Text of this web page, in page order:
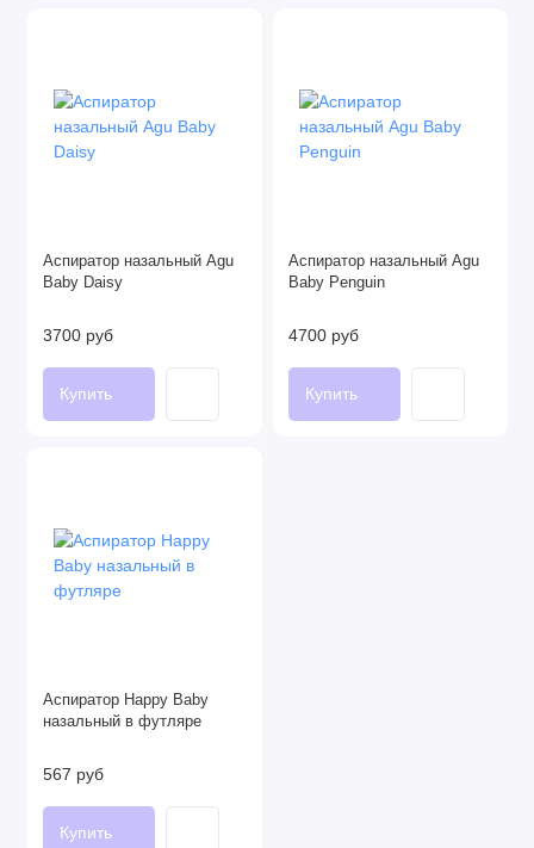
Аспиратор назальный Agu
Baby Daisy
3700 руб
Купить
Аспиратор назальный Agu
Baby Penguin
4700 руб
Купить
Аспиратор Happy Baby
назальный в футляре
567 руб
Купить